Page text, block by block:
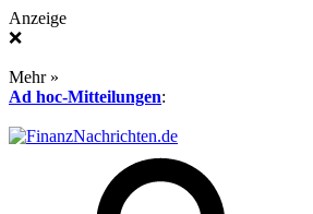
Anzeige
❌
Mehr »
Ad hoc-Mitteilungen: